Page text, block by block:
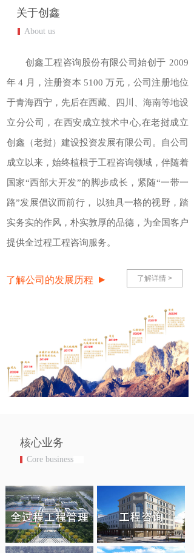
了解公司的发展历程 ▸ 了解详情 >
About us
创鑫工程咨询股份有限公司始创于 2009
年 4 月，注册资本 5100 万元，公司注册地位
于青海西宁，先后在西藏、四川 、海南等地设
立分公司 ， 在西安成立技术中心,在老挝成立
创鑫（老挝）建设投资发展有限公司 。自公司
成立以来，始终植根于工程咨询领域，伴随着
国家“西部大开发”的脚步成长，紧随“一带一
路”发展倡议而前行， 以独具一格的视野，踏
实务实的作风，朴实敦厚的品德，为全国客户
提供全过程工程咨询服务。
关于创鑫
核心业务
Core business